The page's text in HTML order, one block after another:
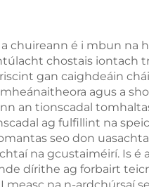
chuireann é i mbun na
chostais iontach
gan caighdeáin
agus a
an tionscadal
ag fulfillint na
seo don
na gcustaiméirí. Is é
dírithe ag forbairt